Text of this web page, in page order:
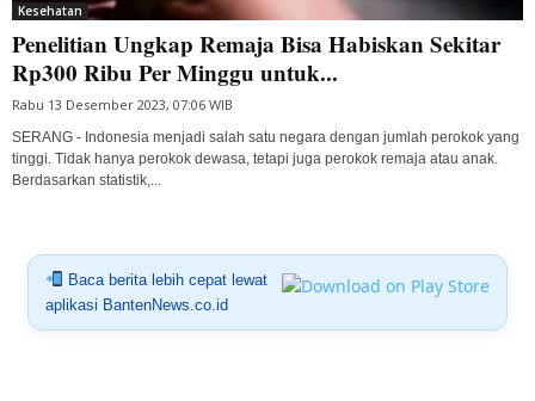
Kesehatan
Penelitian Ungkap Remaja Bisa Habiskan Sekitar
Rp300 Ribu Per Minggu untuk...
Rabu 13 Desember 2023, 07:06 WIB
SERANG - Indonesia menjadi salah satu negara dengan jumlah perokok yang
tinggi. Tidak hanya perokok dewasa, tetapi juga perokok remaja atau anak.
Berdasarkan statistik,...
Baca berita lebih cepat lewat
aplikasi BantenNews.co.id